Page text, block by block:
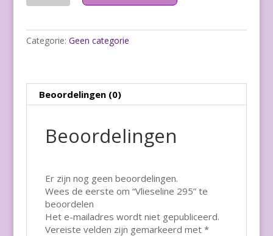
Categorie: Geen categorie
Beoordelingen (0)
Beoordelingen
Er zijn nog geen beoordelingen.
Wees de eerste om “Vlieseline 295” te
beoordelen
Het e-mailadres wordt niet gepubliceerd.
Vereiste velden zijn gemarkeerd met *